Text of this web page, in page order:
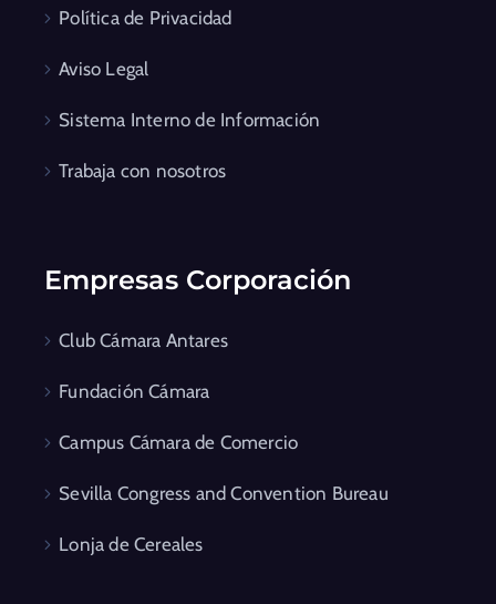
Política de Privacidad
Aviso Legal
Sistema Interno de Información
Trabaja con nosotros
Empresas Corporación
Club Cámara Antares
Fundación Cámara
Campus Cámara de Comercio
Sevilla Congress and Convention Bureau
Lonja de Cereales